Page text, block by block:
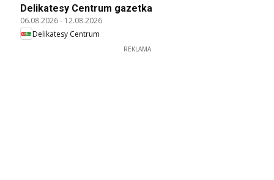
Delikatesy Centrum gazetka
06.08.2026- 12.08.2026
Delikatesy Centrum
REKLAMA